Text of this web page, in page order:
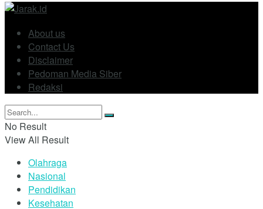
About us
Contact Us
Disclaimer
Pedoman Media Siber
Redaksi
No Result
View All Result
Olahraga
Nasional
Pendidikan
Kesehatan